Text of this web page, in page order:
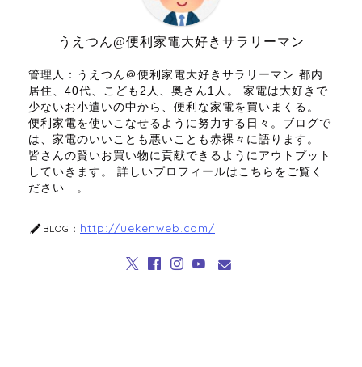
うえつん@便利家電大好きサラリーマン
管理人：うえつん＠便利家電大好きサラリーマン 都内
居住、40代、こども2人、奥さん1人。 家電は大好きで
少ないお小遣いの中から、便利な家電を買いまくる。
便利家電を使いこなせるように努力する日々。ブログで
は、家電のいいことも悪いことも赤裸々に語ります。
皆さんの賢いお買い物に貢献できるようにアウトプット
していきます。 詳しいプロフィールはこちらをご覧く
ださい 。
BLOG： http://uekenweb.com/